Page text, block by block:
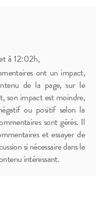
à 12:02h,
ont un impact,
de la page, sur le
son impact est moindre,
ou positif selon la
sont gérés. Il
et essayer de
si nécessaire dans le
intéressant.